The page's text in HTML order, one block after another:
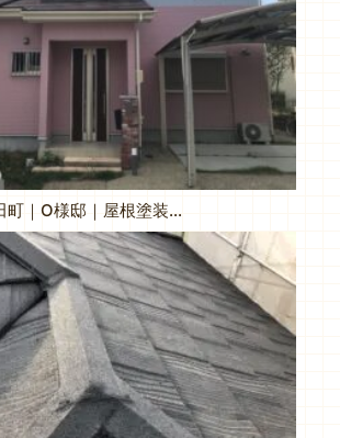
多治見市小名田町｜O様邸｜屋根塗装工事・外壁塗装工事｜ベランダ防水工事